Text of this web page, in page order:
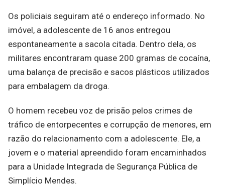
Os policiais seguiram até o endereço informado. No
imóvel, a adolescente de 16 anos entregou
espontaneamente a sacola citada. Dentro dela, os
militares encontraram quase 200 gramas de cocaína,
uma balança de precisão e sacos plásticos utilizados
para embalagem da droga.
O homem recebeu voz de prisão pelos crimes de
tráfico de entorpecentes e corrupção de menores, em
razão do relacionamento com a adolescente. Ele, a
jovem e o material apreendido foram encaminhados
para a Unidade Integrada de Segurança Pública de
Simplício Mendes.